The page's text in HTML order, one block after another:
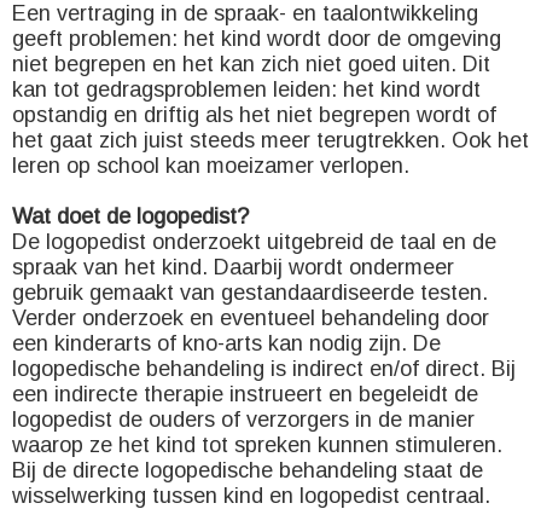
Een vertraging in de spraak- en taalontwikkeling
geeft problemen: het kind wordt door de omgeving
niet begrepen en het kan zich niet goed uiten. Dit
kan tot gedragsproblemen leiden: het kind wordt
opstandig en driftig als het niet begrepen wordt of
het gaat zich juist steeds meer terugtrekken. Ook het
leren op school kan moeizamer verlopen.
Wat doet de logopedist?
De logopedist onderzoekt uitgebreid de taal en de
spraak van het kind. Daarbij wordt ondermeer
gebruik gemaakt van gestandaardiseerde testen.
Verder onderzoek en eventueel behandeling door
een kinderarts of kno-arts kan nodig zijn. De
logopedische behandeling is indirect en/of direct. Bij
een indirecte therapie instrueert en begeleidt de
logopedist de ouders of verzorgers in de manier
waarop ze het kind tot spreken kunnen stimuleren.
Bij de directe logopedische behandeling staat de
wisselwerking tussen kind en logopedist centraal.